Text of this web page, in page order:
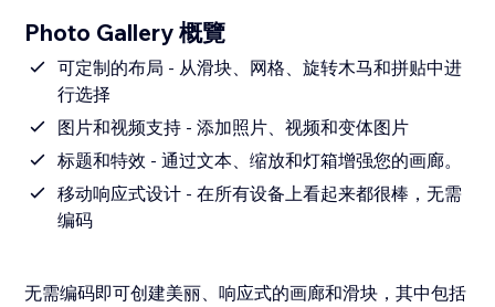
Photo Gallery 概覽
可定制的布局 - 从滑块、网格、旋转木马和拼贴中进
行选择
图片和视频支持 - 添加照片、视频和变体图片
标题和特效 - 通过文本、缩放和灯箱增强您的画廊。
移动响应式设计 - 在所有设备上看起来都很棒，无需
编码
无需编码即可创建美丽、响应式的画廊和滑块，其中包括